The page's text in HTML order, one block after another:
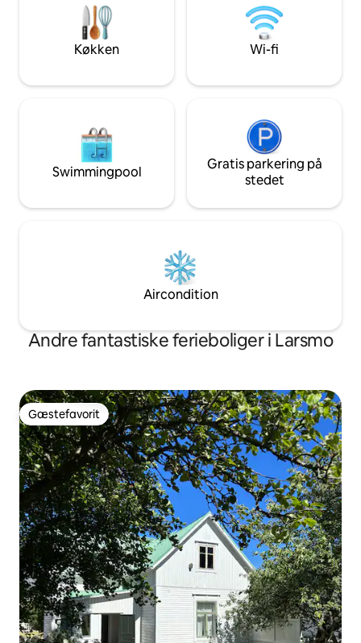
de smukke solnedgange over
skærgården, og nyd udsigten over
havnen og de traditionelle røde
bådehuse.
för en
Perfekt för par,
affärsresenärer.
Køkken Wi-fi
Swimmingpool
Gratis parkering på
stedet
Aircondition
Andre fantastiske ferieboliger i Larsmo
Gæstefavorit
Gæstefavorit